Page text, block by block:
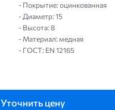
- Покрытие: оцинкованная
- Диаметр: 15
- Высота: 8
- Материал: медная
- ГОСТ: EN 12165
Уточнить цену